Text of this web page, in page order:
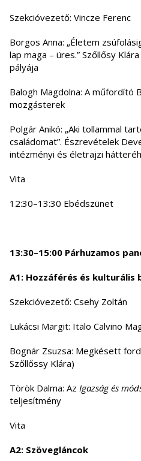
Szekcióvezető: Vincze Ferenc
Borgos Anna: „Életem
lap maga – üres.” Szőllősy
pályája
Balogh Magdolna: A műfordító
mozgásterek
Polgár Anikó: „Aki tollammal
családomat”. Észrevételek
intézményi és életrajzi
Vita
12:30–13:30 Ebédszünet
13:30–15:00 Párhuzamos
A1: Hozzáférés és kulturális
Szekcióvezető: Csehy Zoltán
Lukácsi Margit: Italo Calvino
Bognár Zsuzsa: Megkésett
Szőllőssy Klára)
Török Dalma: Az Igazság és
teljesítmény
Vita
A2: Szövegláncok